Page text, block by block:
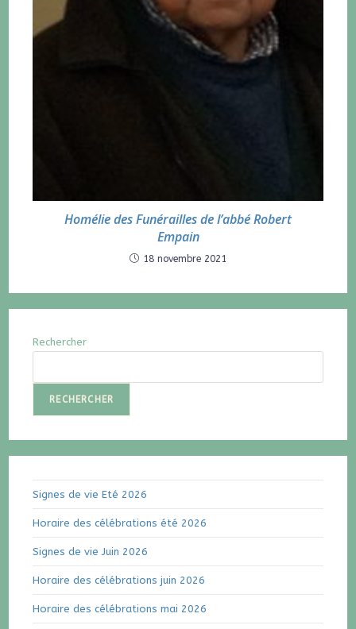
Homélie des Funérailles de l’abbé Robert
Empain
18 novembre 2021
Rechercher
RECHERCHER
Signes de vie Eté 2026
Horaire des célébrations été 2026
Signes de vie Juin 2026
Horaire des célébrations juin 2026
Horaire des célébrations mai 2026